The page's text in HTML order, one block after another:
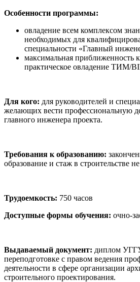
Особенности программы:
овладение всем комплексом
необходимых для
специальности «Главный
максимальная приближенность
практическое овладение ТИМ/
Для кого: для руководителей и
желающих вести профессиональную
главного инженера проекта.
Требования к образованию:
образование и стаж в строительстве
Трудоемкость: 750 часов
Доступные формы обучения: очно-
Выдаваемый документ: диплом
переподготовке с правом ведения
деятельности в сфере организации
строительного проектирования.